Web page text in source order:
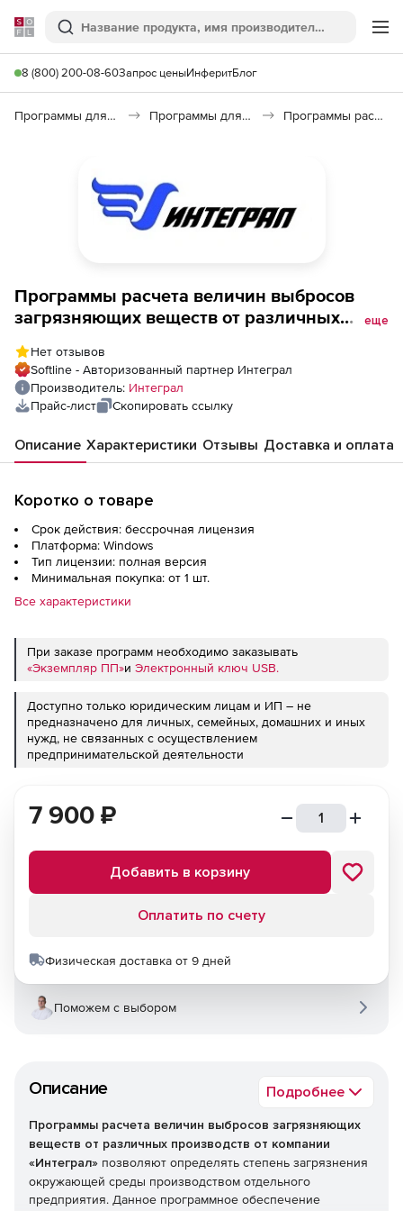
Softline
Поиск
8 (800) 200-08-60Запрос ценыИнферитБлог
Программы для образования и науки Программы для научных расчетов Программы расчета величин выбросов загрязняющих веществ от различных производств от компании «Интеграл»
Программы расчета величин выбросов
загрязняющих веществ от различных
Результаты инструментального
определения выбросов 2.0
еще
Нет отзывов
Softline - Авторизованный партнер Интеграл
Производитель: Интеграл
Прайс-лист
Скопировать ссылку
Описание Характеристики Отзывы Доставка и оплата
Коротко о товаре
Срок действия: бессрочная лицензия
Платформа: Windows
Тип лицензии: полная версия
Минимальная покупка: от 1 шт.
Все характеристики
При заказе программ необходимо заказывать
«Экземпляр ПП»и Электронный ключ USB.
Доступно только юридическим лицам и ИП – не
предназначено для личных, семейных, домашних и иных
нужд, не связанных с осуществлением
предпринимательской деятельности
Описание Подробнее
Программы расчета величин выбросов загрязняющих
веществ от различных производств от компании
«Интеграл» позволяют определять степень загрязнения
окружающей среды производством отдельного
предприятия. Данное программное обеспечение
7 900 ₽
Добавить в корзину
Оплатить по счету
Физическая доставка от 9 дней
Поможем с выбором